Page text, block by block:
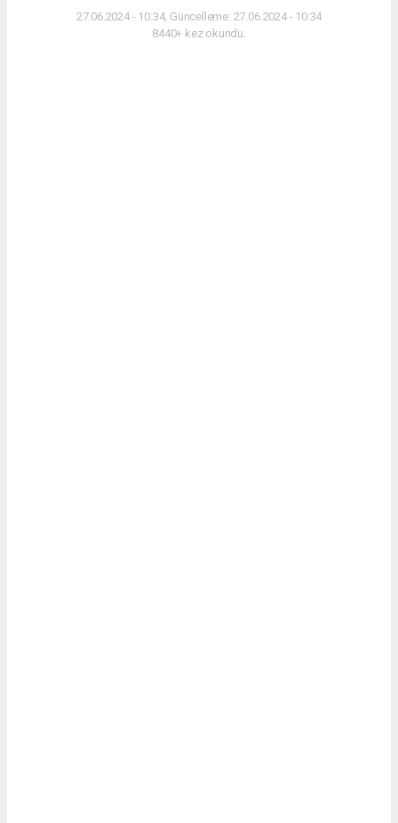
27.06.2024 - 10:34, Güncelleme: 27.06.2024 - 10:34
8440+ kez okundu.